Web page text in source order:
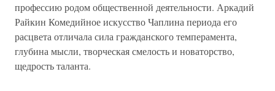
профессию родом общественной деятельности. Аркадий
Райкин Комедийное искусство Чаплина периода его
расцвета отличала сила гражданского темперамента,
глубина мысли, творческая смелость и новаторство,
щедрость таланта.